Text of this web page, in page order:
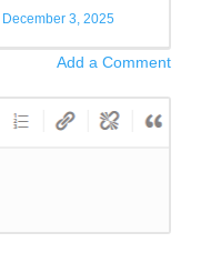
December 3, 2025
Add a Comment